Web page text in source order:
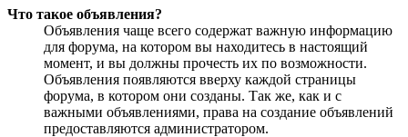
Что такое объявления?
Объявления чаще всего содержат важную информацию
для форума, на котором вы находитесь в настоящий
момент, и вы должны прочесть их по возможности.
Объявления появляются вверху каждой страницы
форума, в котором они созданы. Так же, как и с
важными объявлениями, права на создание объявлений
предоставляются администратором.